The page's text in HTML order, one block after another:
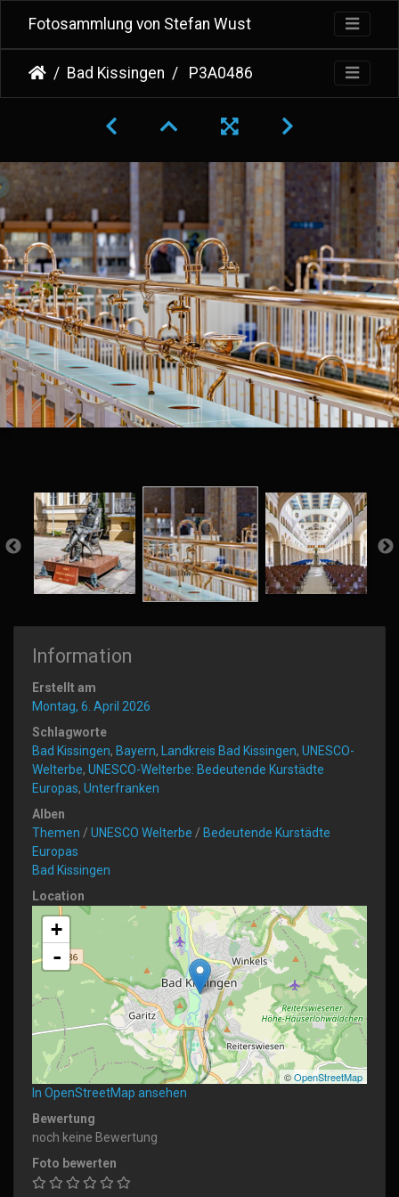
Fotosammlung von Stefan Wust
Bad Kissingen P3A0486
Information
Erstellt am
Montag, 6. April 2026
Schlagworte
Bad Kissingen, Bayern, Landkreis Bad Kissingen, UNESCO-
Welterbe, UNESCO-Welterbe: Bedeutende Kurstädte
Europas, Unterfranken
Alben
Themen / UNESCO Welterbe / Bedeutende Kurstädte
Europas
Bad Kissingen
Location
+
-
©OpenStreetMap
In OpenStreetMap ansehen
Bewertung
noch keine Bewertung
Foto bewerten